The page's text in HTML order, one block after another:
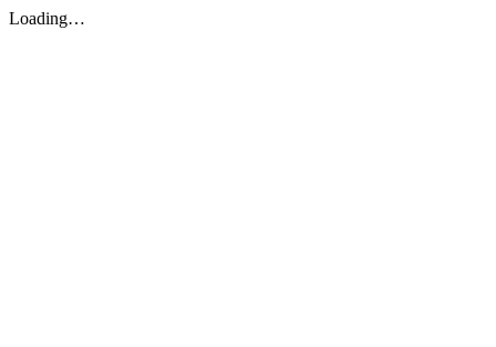
Loading…